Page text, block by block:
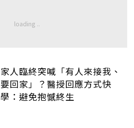
家人臨終突喊「有人來接我、
要回家」？醫授回應方式快
學：避免抱憾終生